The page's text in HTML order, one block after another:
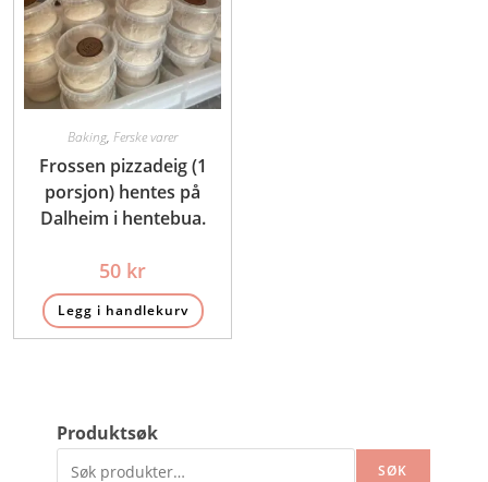
Baking,Ferske varer
Frossen pizzadeig (1
porsjon) hentes på
Dalheim i hentebua.
50 kr
Legg i handlekurv
Produktsøk
SØK